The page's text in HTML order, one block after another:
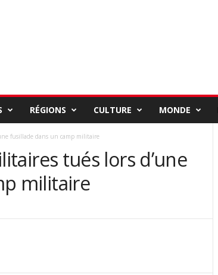
RÉGIONS CULTURE MONDE
fusillade dans un camp militaire
tués lors d’une
militaire